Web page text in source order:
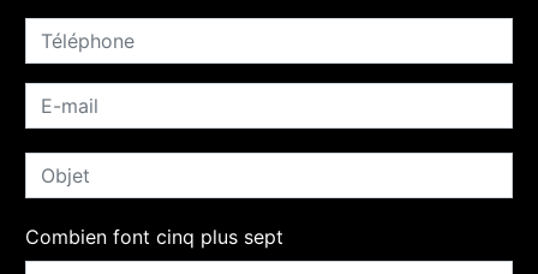
Combien font cinq plus sept